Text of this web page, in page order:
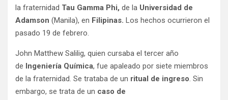
la fraternidad Tau Gamma Phi, de la Universidad de
Adamson (Manila), en Filipinas. Los hechos ocurrieron el
pasado 19 de febrero.
John Matthew Salilig, quien cursaba el tercer año
de Ingeniería Química, fue apaleado por siete miembros
de la fraternidad. Se trataba de un ritual de ingreso. Sin
embargo, se trata de un caso de